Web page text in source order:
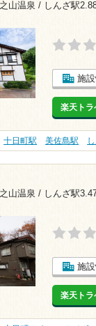
山温泉 / しんざ駅
施
楽天トラ
十日町駅 美佐島駅
山温泉 / しんざ駅
施
楽天トラ